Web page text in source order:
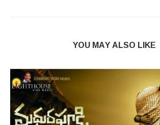
YOU MAY ALSO LIKE